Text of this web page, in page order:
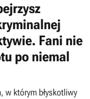
Fani nie
po niemal
w którym błyskotliwy